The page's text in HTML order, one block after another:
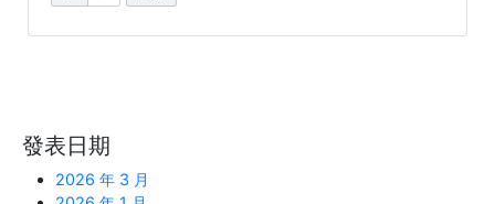
發表日期
2026 年 3 月